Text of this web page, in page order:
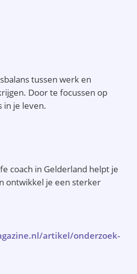
tussen werk en
Door te focussen op
in je leven.
coach in Gelderland helpt je
ontwikkel je een sterker
artikel/onderzoek-